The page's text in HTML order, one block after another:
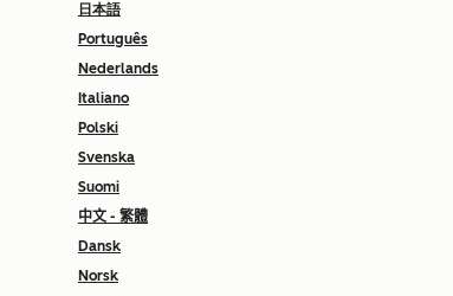
日本語
Português
Nederlands
Italiano
Polski
Svenska
Suomi
中文 - 繁體
Dansk
Norsk